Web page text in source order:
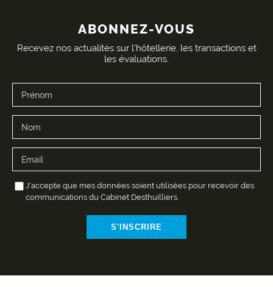
ABONNEZ-VOUS
Recevez nos actualités sur l'hôtellerie, les transactions et
les évaluations.
J'accepte que mes données soient utilisées pour recevoir des
communications du Cabinet Desthuilliers.
S'INSCRIRE